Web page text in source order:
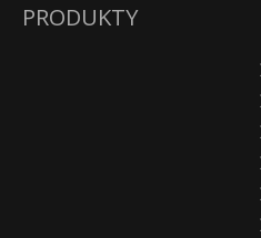
PRODUKTY